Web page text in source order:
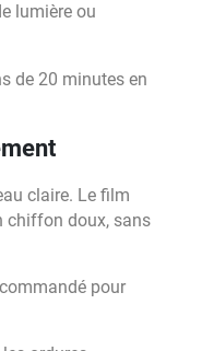
lumière ou
de 20 minutes en
claire. Le film
chiffon doux, sans
pour